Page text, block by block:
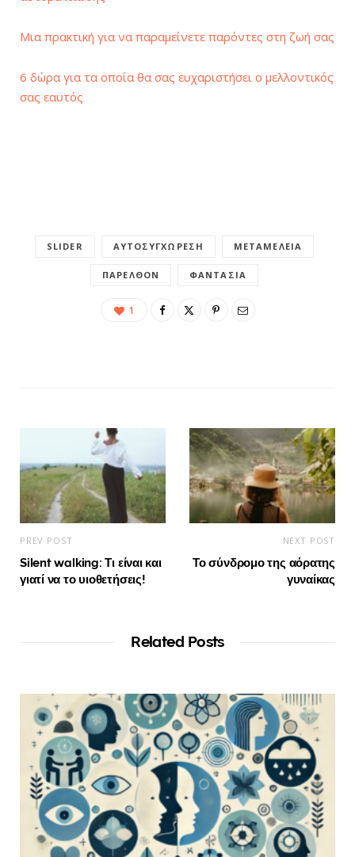
Μια πρακτική για να παραμείνετε παρόντες στη ζωή σας
6 δώρα για τα οποία θα σας ευχαριστήσει ο μελλοντικός
σας εαυτός
SLIDER ΑΥΤΟΣΥΓΧΏΡΕΣΗ ΜΕΤΑΜΈΛΕΙΑ
ΠΑΡΕΛΘΌΝ ΦΑΝΤΑΣΊΑ
1
PREV POST
Silent walking: Τι είναι και
γιατί να το υιοθετήσεις!
NEXT POST
Το σύνδρομο της αόρατης
γυναίκας
Related Posts